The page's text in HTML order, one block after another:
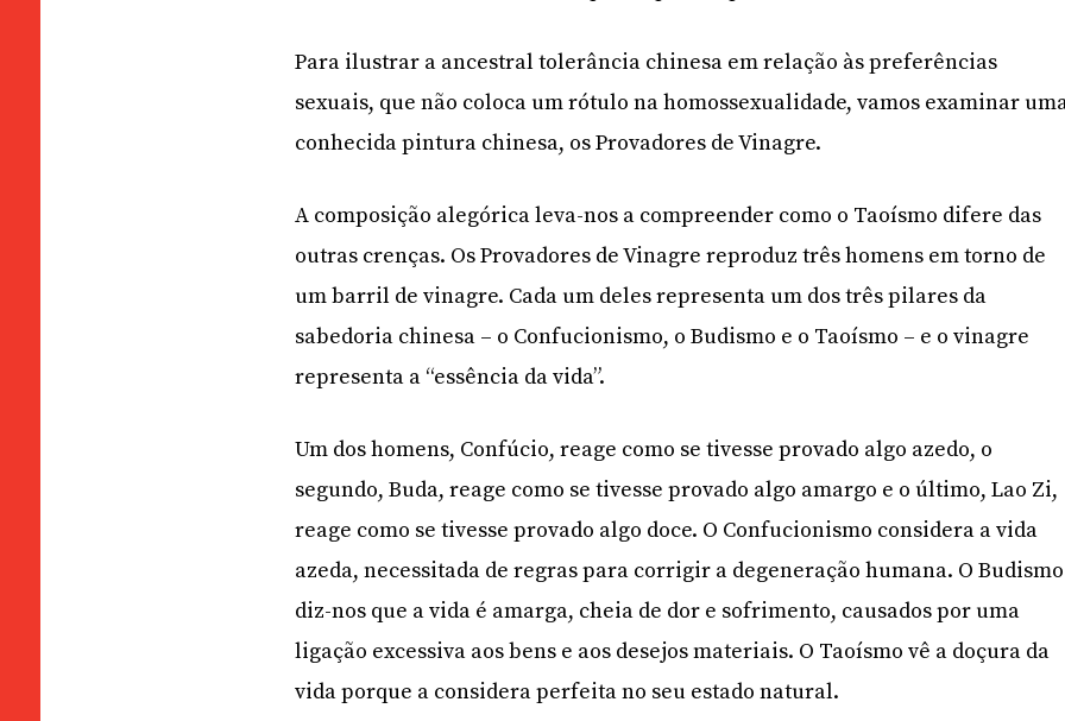
Para ilustrar a ancestral tolerância chinesa em relação às preferências
sexuais, que não coloca um rótulo na homossexualidade, vamos examinar
conhecida pintura chinesa, os Provadores de Vinagre.
A composição alegórica leva-nos a compreender como o Taoísmo difere das
outras crenças. Os Provadores de Vinagre reproduz três homens em torno de
um barril de vinagre. Cada um deles representa um dos três pilares da
sabedoria chinesa – o Confucionismo, o Budismo e o Taoísmo – e o vinagre
representa a “essência da vida”.
Um dos homens, Confúcio, reage como se tivesse provado algo azedo, o
segundo, Buda, reage como se tivesse provado algo amargo e o último, Lao Zi,
reage como se tivesse provado algo doce. O Confucionismo considera a vida
azeda, necessitada de regras para corrigir a degeneração humana. O Budismo
diz-nos que a vida é amarga, cheia de dor e sofrimento, causados por uma
ligação excessiva aos bens e aos desejos materiais. O Taoísmo vê a doçura da
vida porque a considera perfeita no seu estado natural.